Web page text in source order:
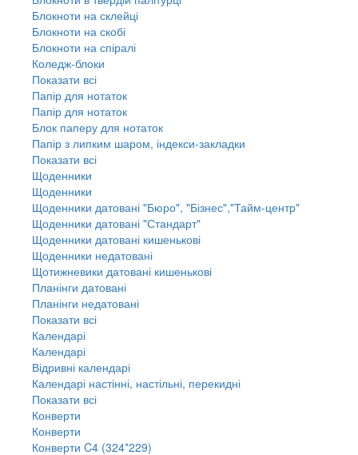
Блокноти на склейці
Блокноти на скобі
Блокноти на спіралі
Коледж-блоки
Показати всі
Папір для нотаток
Папір для нотаток
Блок паперу для нотаток
Папір з липким шаром, індекси-закладки
Показати всі
Щоденники
Щоденники
Щоденники датовані "Бюро", "Бізнес","Тайм-центр"
Щоденники датовані "Стандарт"
Щоденники датовані кишенькові
Щоденники недатовані
Щотижневики датовані кишенькові
Планінги датовані
Планінги недатовані
Показати всі
Календарі
Календарі
Відривні календарі
Календарі настінні, настільні, перекидні
Показати всі
Конверти
Конверти
Конверти C4 (324*229)